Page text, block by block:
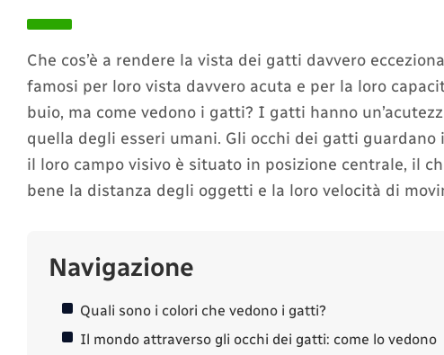
Che cos’è a rendere la vista dei gatti davvero
famosi per loro vista davvero acuta e per la loro
buio, ma come vedono i gatti? I gatti hanno
quella degli esseri umani. Gli occhi dei gatti guardano
il loro campo visivo è situato in posizione centrale, il
bene la distanza degli oggetti e la loro velocità di
Navigazione
Quali sono i colori che vedono i gatti?
Il mondo attraverso gli occhi dei gatti: come lo vedono